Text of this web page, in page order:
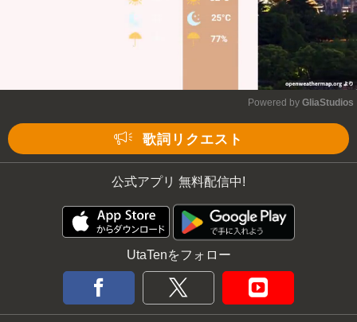
Powered by GliaStudios
歌詞リクエスト
公式アプリ 無料配信中!
UtaTenをフォロー